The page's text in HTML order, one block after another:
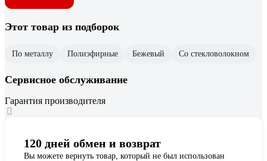
Этот товар из подборок
По металлу Полиэфирные Бежевый Со стекловолокном
Сервисное обслуживание
Гарантия производителя
120 дней обмен и возврат
Вы можете вернуть товар, который не был использован